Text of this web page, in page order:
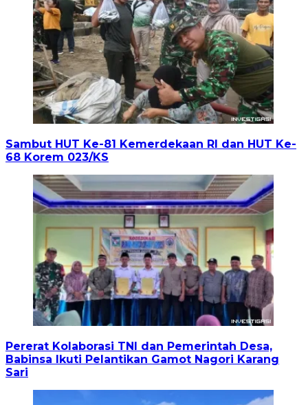
Sambut HUT Ke-81 Kemerdekaan RI dan HUT Ke-
68 Korem 023/KS
Pererat Kolaborasi TNI dan Pemerintah Desa,
Babinsa Ikuti Pelantikan Gamot Nagori Karang
Sari